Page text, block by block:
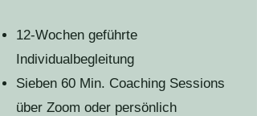
12-Wochen geführte
Individualbegleitung
Sieben 60 Min. Coaching Sessions
über Zoom oder persönlich